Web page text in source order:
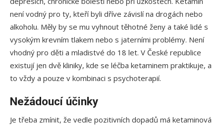
není vodný pro ty, kteří byli dříve závislí na drogách nebo
alkoholu. Měly by se mu vyhnout těhotné ženy a také lidé s
vysokým krevním tlakem nebo s jaterními problémy. Není
vhodný pro děti a mladistvé do 18 let. V České republice
existují jen dvě kliniky, kde se léčba ketaminem praktikuje, a
to vždy a pouze v kombinaci s psychoterapií.
Nežádoucí účinky
Je třeba zmínit, že vedle pozitivních dopadů má ketaminová